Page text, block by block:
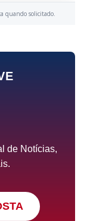
quando solicitado.
de Notícias,